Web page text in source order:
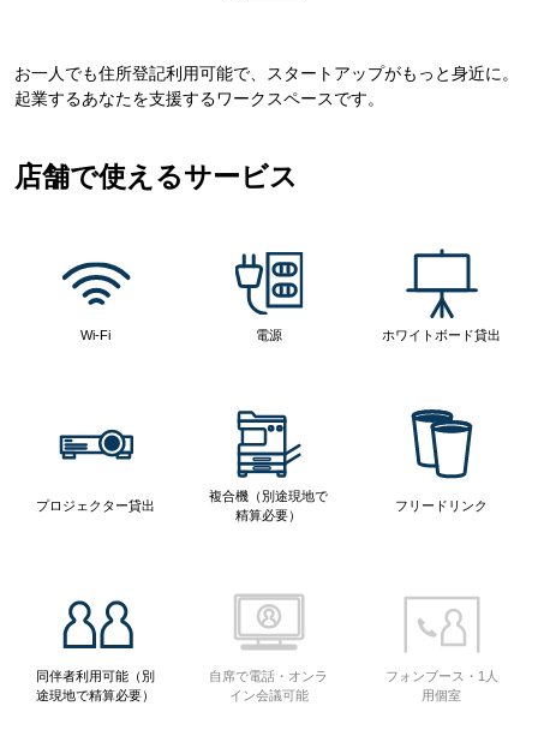
お一人でも住所登記利用可能で、スタートアップがもっと身近に。
起業するあなたを支援するワークスペースです。
店舗で使えるサービス
Wi-Fi 電源 ホワイトボード貸出
プロジェクター貸出
複合機（別途現地で
精算必要）
フリードリンク
同伴者利用可能（別
途現地で精算必要）
自席で電話・オンラ
イン会議可能
フォンブース・1人
用個室